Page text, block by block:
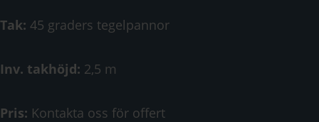
Tak: 45 graders tegelpannor
Inv. takhöjd: 2,5 m
Pris: Kontakta oss för offert